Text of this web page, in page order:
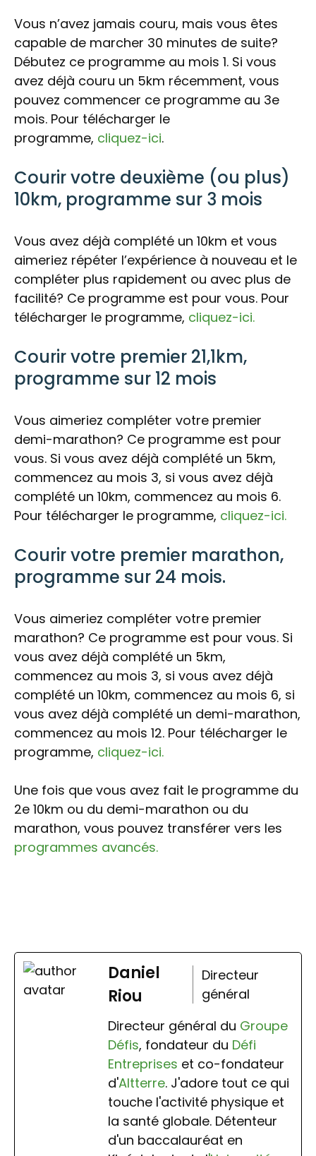
Vous n’avez jamais couru, mais vous êtes
capable de marcher 30 minutes de suite?
Débutez ce programme au mois 1. Si vous
avez déjà couru un 5km récemment, vous
pouvez commencer ce programme au 3e
mois. Pour télécharger le
programme, cliquez-ici.
Courir votre deuxième (ou plus)
10km, programme sur 3 mois
Vous avez déjà complété un 10km et vous
aimeriez répéter l’expérience à nouveau et le
compléter plus rapidement ou avec plus de
facilité? Ce programme est pour vous. Pour
télécharger le programme, cliquez-ici.
Courir votre premier 21,1km,
programme sur 12 mois
Vous aimeriez compléter votre premier
demi-marathon? Ce programme est pour
vous. Si vous avez déjà complété un 5km,
commencez au mois 3, si vous avez déjà
complété un 10km, commencez au mois 6.
Pour télécharger le programme, cliquez-ici.
Courir votre premier marathon,
programme sur 24 mois.
Vous aimeriez compléter votre premier
marathon? Ce programme est pour vous. Si
vous avez déjà complété un 5km,
commencez au mois 3, si vous avez déjà
complété un 10km, commencez au mois 6, si
vous avez déjà complété un demi-marathon,
commencez au mois 12. Pour télécharger le
programme, cliquez-ici.
Une fois que vous avez fait le programme du
2e 10km ou du demi-marathon ou du
marathon, vous pouvez transférer vers les
programmes avancés.
Daniel
Riou
Directeur
général
Directeur général du Groupe
Défis, fondateur du Défi
Entreprises et co-fondateur
d'Altterre. J'adore tout ce qui
touche l'activité physique et
la santé globale. Détenteur
d'un baccalauréat en